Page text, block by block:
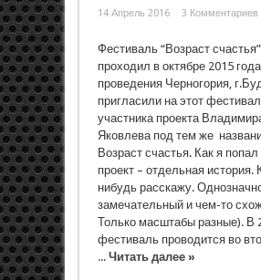
14 Апрель 2016 3 Комментариев
Фестиваль “Возраст
проходил в октябре 2015
проведения Черногория,
пригласили на этот
участника проекта
Яковлева под тем же
Возраст счастья. Как я попал
проект – отдельная история.
нибудь расскажу.
замечательный и чем-то
Только масштабы разные). В
фестиваль проводится во
... Читать далее »